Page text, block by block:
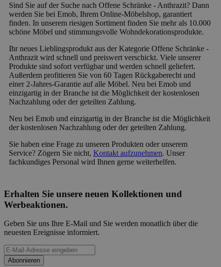
Sind Sie auf der Suche nach Offene Schränke - Anthrazit? Dann
werden Sie bei Emob, Ihrem Online-Möbelshop, garantiert
finden. In unserem riesigen Sortiment finden Sie mehr als 10.000
schöne Möbel und stimmungsvolle Wohndekorationsprodukte.
Ihr neues Lieblingsprodukt aus der Kategorie Offene Schränke -
Anthrazit wird schnell und preiswert verschickt. Viele unserer
Produkte sind sofort verfügbar und werden schnell geliefert.
Außerdem profitieren Sie von 60 Tagen Rückgaberecht und
einer 2-Jahres-Garantie auf alle Möbel. Neu bei Emob und
einzigartig in der Branche ist die Möglichkeit der kostenlosen
Nachzahlung oder der geteilten Zahlung.
Neu bei Emob und einzigartig in der Branche ist die Möglichkeit
der kostenlosen Nachzahlung oder der geteilten Zahlung.
Sie haben eine Frage zu unseren Produkten oder unserem
Service? Zögern Sie nicht, Kontakt aufzunehmen. Unser
fachkundiges Personal wird Ihnen gerne weiterhelfen.
Erhalten Sie unsere neuen Kollektionen und
Werbeaktionen.
Geben Sie uns Ihre E-Mail und Sie werden monatlich über die
neuesten Ereignisse informiert.
Abonnieren